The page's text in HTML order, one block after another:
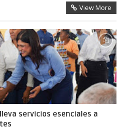
View More
servicios esenciales a